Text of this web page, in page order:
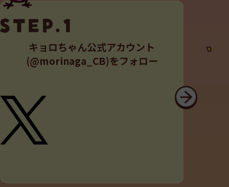
＜ポムポムプリン コース＞
オリジナルスマホストラップ：80名様
＜シナモロール コース＞
＜マイメロディ コース＞
オリジナルスマホストラップ：80名様
＜ポチャッコ コース＞
■発表
厳正な抽選の上、当選者の方には賞品の発送をもって
発表に代えさせていただきます。
※賞品の発送は2026年1月下旬頃を予定しております
キョロちゃん公式アカウント
(@morinaga_CB)をフォロー